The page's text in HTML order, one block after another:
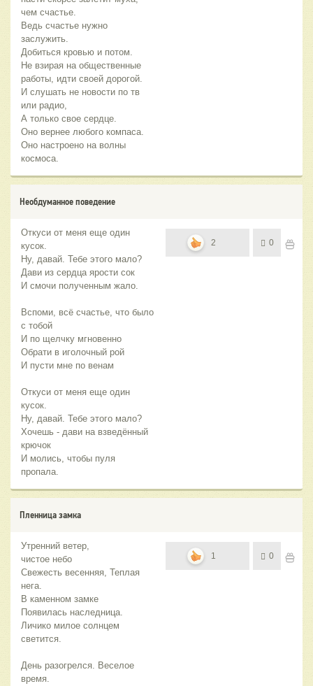
чем счастье.
Ведь счастье нужно
заслужить.
Добиться кровью и потом.
Не взирая на общественные
работы, идти своей дорогой.
И слушать не новости по тв
или радио,
А только свое сердце.
Оно вернее любого компаса.
Оно настроено на волны
космоса.
Необдуманное поведение
Откуси от меня еще один
кусок.
Ну, давай. Тебе этого мало?
Дави из сердца ярости сок
И смочи полученным жало.
Вспоми, всё счастье, что было
с тобой
И по щелчку мгновенно
Обрати в иголочный рой
И пусти мне по венам
Откуси от меня еще один
кусок.
Ну, давай. Тебе этого мало?
Хочешь - дави на взведённый
крючок
И молись, чтобы пуля
пропала.
2 0
Пленница замка
Утренний ветер,
чистое небо
Свежесть весенняя, Теплая
нега.
В каменном замке
Появилась наследница.
Личико милое солнцем
светится.
День разогрелся. Веселое
время.
1 0